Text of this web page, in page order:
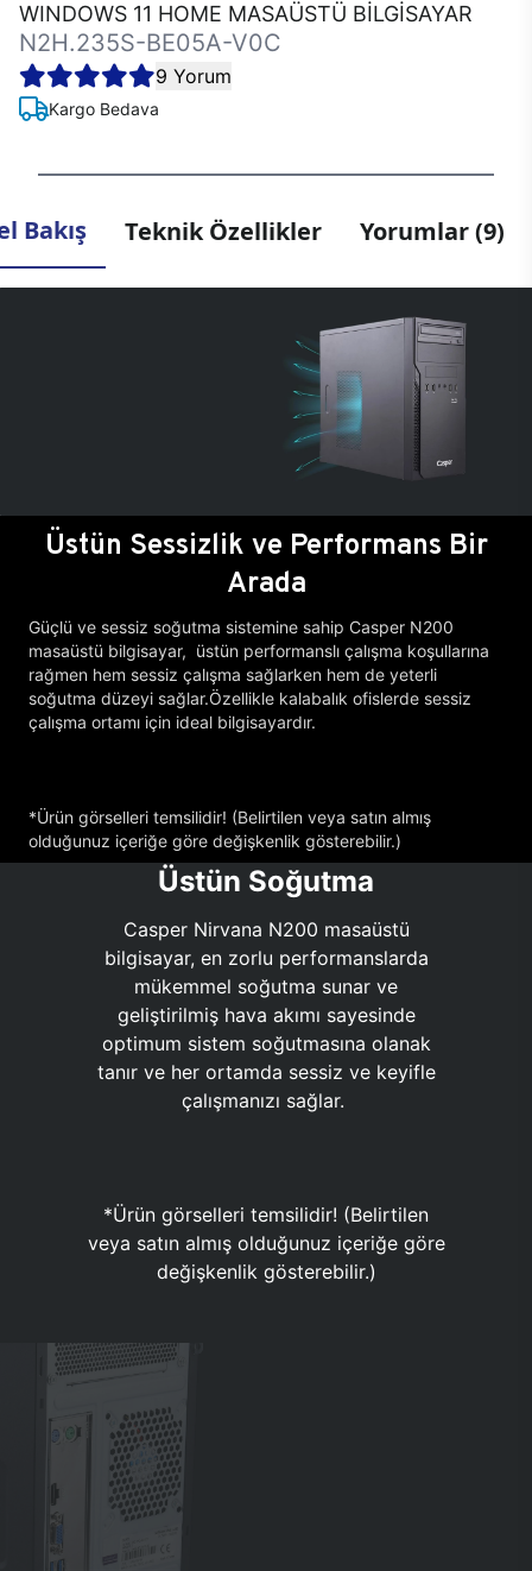
WINDOWS 11 HOME MASAÜSTÜ BİLGİSAYAR
N2H.235S-BE05A-V0C
9 Yorum
Kargo Bedava
Bakış Teknik Özellikler Yorumlar (9)
Üstün Sessizlik ve Performans Bir
Arada
Güçlü ve sessiz soğutma sistemine sahip Casper N200
masaüstü bilgisayar, üstün performanslı çalışma koşullarına
rağmen hem sessiz çalışma sağlarken hem de yeterli
soğutma düzeyi sağlar.Özellikle kalabalık ofislerde sessiz
çalışma ortamı için ideal bilgisayardır.
*Ürün görselleri temsilidir! (Belirtilen veya satın almış
olduğunuz içeriğe göre değişkenlik gösterebilir.)
Üstün Soğutma
Casper Nirvana N200 masaüstü
bilgisayar, en zorlu performanslarda
mükemmel soğutma sunar ve
geliştirilmiş hava akımı sayesinde
optimum sistem soğutmasına olanak
tanır ve her ortamda sessiz ve keyifle
çalışmanızı sağlar.
*Ürün görselleri temsilidir! (Belirtilen
veya satın almış olduğunuz içeriğe göre
değişkenlik gösterebilir.)